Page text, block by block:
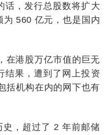
话，发行总股数将扩大
为 560 亿元，也是国内
港股万亿市值的巨无
结果，遭到了网上投资
括机构在内的网下也有
，超过了 2 年前邮储